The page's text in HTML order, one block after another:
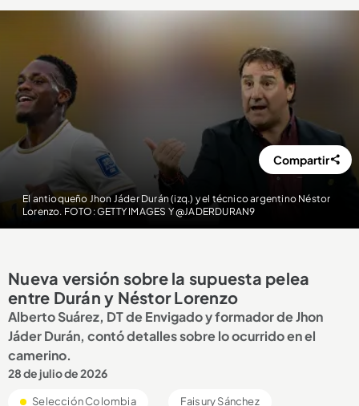
El antioqueño Jhon Jáder Durán (izq.) y el técnico argentino Néstor
Lorenzo. FOTO: GETTY IMAGES Y @JADERDURAN9
Compartir
Nueva versión sobre la supuesta pelea
entre Durán y Néstor Lorenzo
Alberto Suárez, DT de Envigado y formador de Jhon
Jáder Durán, contó detalles sobre lo ocurrido en el
camerino.
28 de julio de 2026
Selección Colombia Faisury Sánchez